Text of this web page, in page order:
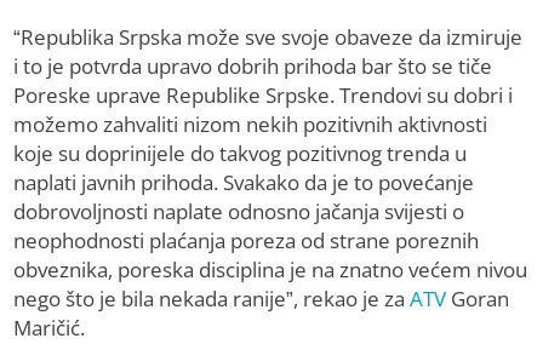
“Republika Srpska može sve svoje obaveze da izmiruje
i to je potvrda upravo dobrih prihoda bar što se tiče
Poreske uprave Republike Srpske. Trendovi su dobri i
možemo zahvaliti nizom nekih pozitivnih aktivnosti
koje su doprinijele do takvog pozitivnog trenda u
naplati javnih prihoda. Svakako da je to povećanje
dobrovoljnosti naplate odnosno jačanja svijesti o
neophodnosti plaćanja poreza od strane poreznih
obveznika, poreska disciplina je na znatno većem nivou
nego što je bila nekada ranije”, rekao je zaATV Goran
Maričić.